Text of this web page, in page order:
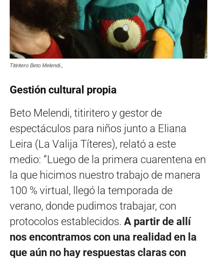
Titiritero Beto Melendi.,
Gestión cultural propia
Beto Melendi, titiritero y gestor de
espectáculos para niños junto a Eliana
Leira (La Valija Títeres), relató a este
medio: “Luego de la primera cuarentena en
la que hicimos nuestro trabajo de manera
100 % virtual, llegó la temporada de
verano, donde pudimos trabajar, con
protocolos establecidos. A partir de allí
nos encontramos con una realidad en la
que aún no hay respuestas claras con